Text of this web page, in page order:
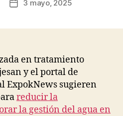
Fecha3 mayo, 2025
en tratamiento
y el portal de
ExpokNews sugieren
reducir la
la gestión del agua en